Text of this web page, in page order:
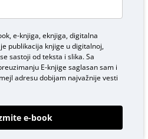
e-knjiga, eknjiga, digitalna
publikacija knjige u digitalnoj,
sastoji od teksta i slika. Sa
E-knjigesaglasan sam i
adresu dobijam najvažnije vesti
e-book